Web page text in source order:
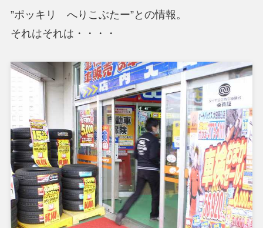
”ポッキリ へりこぶたー”との情報。
それはそれは・・・・